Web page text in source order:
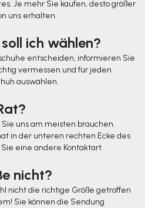
Je mehr Sie kaufen, desto größer
uns erhalten.
ich wählen?
entscheiden, informieren Sie
vermessen und für jeden
auswählen.
uns am meisten brauchen.
in der unteren rechten Ecke des
eine andere Kontaktart.
nicht?
nicht die richtige Größe getroffen
Sie können die Sendung